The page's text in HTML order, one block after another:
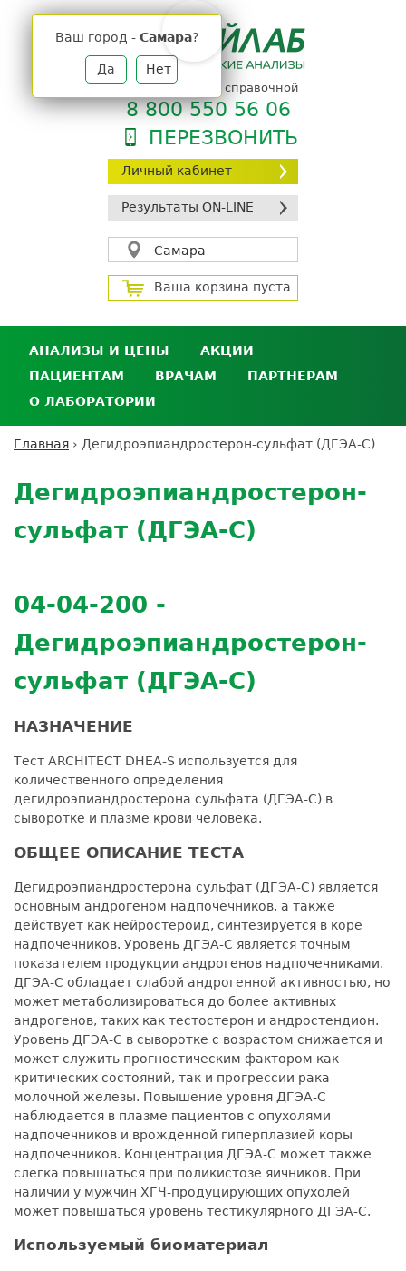
Личный кабинет
Результаты ON-LINE
Самара
Ваш город - Самара?
Да Нет
Ваша корзина пуста
телефон единой справочной
8 800 550 56 06
ПЕРЕЗВОНИТЬ
АНАЛИЗЫ И ЦЕНЫ
Анализы и цены
Где сдать анализы
Выезд на дом
Расшифровка анализов
АКЦИИ
ПАЦИЕНТАМ
Личный кабинет пациента
Дисконтная программа
Обратная связь
Усиление профилактических мер для
безопасности пациентов
ВРАЧАМ
Сотрудничество
лабораторию
ПАРТНЕРАМ
кабинет
партнёра
Экскурсия в
О ЛАБОРАТОРИИ
Вакансии
Документы
здесь
Главная › Дегидроэпиандростерон-сульфат (ДГЭА-С)
to
top
Дегидроэпиандростерон-
сульфат (ДГЭА-С)
04-04-200 -
Дегидроэпиандростерон-
сульфат (ДГЭА-С)
НАЗНАЧЕНИЕ
Тест ARCHITECT DHEA-S используется для
количественного определения
дегидроэпиандростерона сульфата (ДГЭА-С) в
сыворотке и плазме крови человека.
ОБЩЕЕ ОПИСАНИЕ ТЕСТА
Дегидроэпиандростерона сульфат (ДГЭА-С) является
основным андрогеном надпочечников, а также
действует как нейростероид, синтезируется в коре
надпочечников. Уровень ДГЭА-С является точным
показателем продукции андрогенов надпочечниками.
ДГЭА-С обладает слабой андрогенной активностью, но
может метаболизироваться до более активных
андрогенов, таких как тестостерон и андростендион.
Уровень ДГЭА-С в сыворотке с возрастом снижается и
может служить прогностическим фактором как
критических состояний, так и прогрессии рака
молочной железы. Повышение уровня ДГЭА-С
наблюдается в плазме пациентов с опухолями
надпочечников и врожденной гиперплазией коры
надпочечников. Концентрация ДГЭА-С может также
слегка повышаться при поликистозе яичников. При
наличии у мужчин ХГЧ-продуцирующих опухолей
может повышаться уровень тестикулярного ДГЭА-С.
Используемый биоматериал